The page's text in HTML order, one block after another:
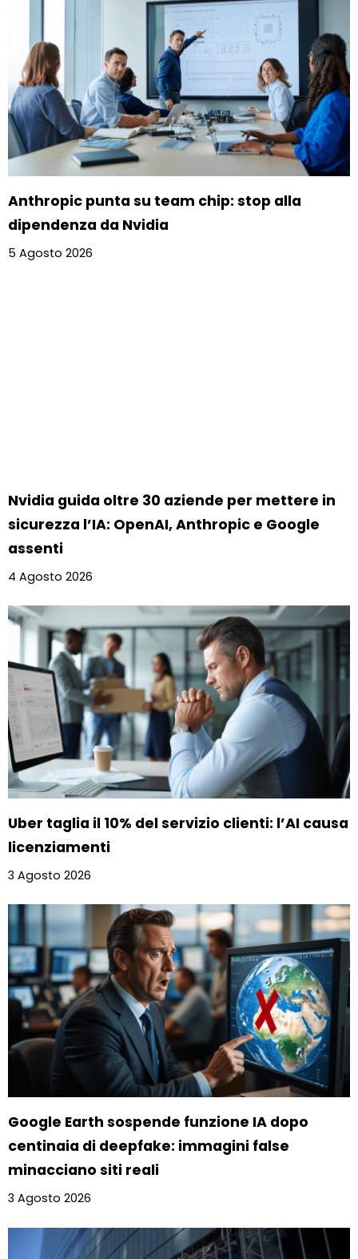
Anthropic punta su team chip: stop alla
dipendenza da Nvidia
5 Agosto 2026
Nvidia guida oltre 30 aziende per mettere in
sicurezza l’IA: OpenAI, Anthropic e Google
assenti
4 Agosto 2026
Uber taglia il 10% del servizio clienti: l’AI causa
licenziamenti
3 Agosto 2026
Google Earth sospende funzione IA dopo
centinaia di deepfake: immagini false
minacciano siti reali
3 Agosto 2026